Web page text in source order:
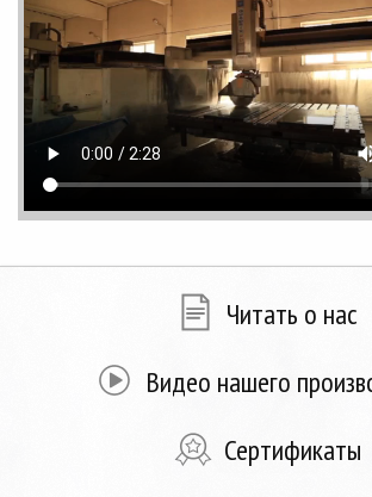
Читать о нас
Видео нашего
Сертификаты